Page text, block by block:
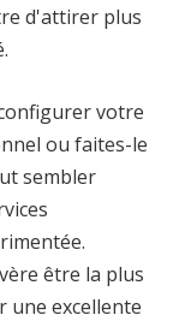
d'attirer plus
votre
ou faites-le
sembler
être la plus
une excellente